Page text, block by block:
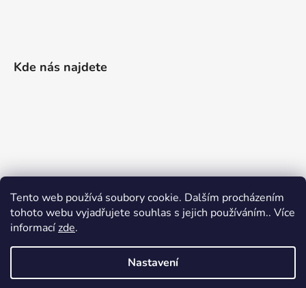
Tento web používá soubory cookie. Dalším procházením
tohoto webu vyjadřujete souhlas s jejich používáním.. Více
informacízde.
Nastavení
Kde nás najdete